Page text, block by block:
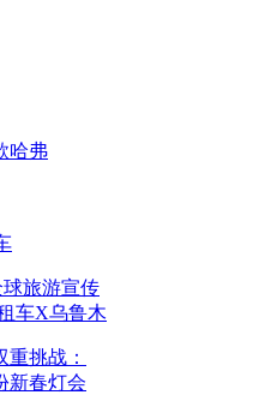
哈弗
旅游宣传
车X乌鲁木
挑战：
新春灯会